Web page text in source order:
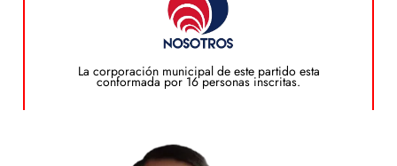
La corporación municipal de este partido esta
conformada por 16 personas inscritas.
Plan de Gobierno